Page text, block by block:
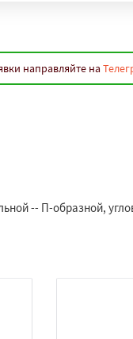
направляйте на
-- П-образной,